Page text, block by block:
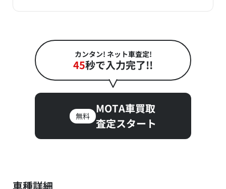
カンタン! ネット車査定!
45秒で入力完了!!
無料
MOTA車買取
査定スタート
車種詳細